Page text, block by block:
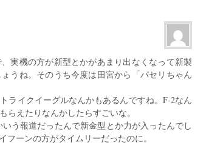
実機の方が新型とかがあまり出なくなって新製
うね。そのうち今度は田宮から「パセリちゃん
ライクイーグルなんかもあるんですね。F-2なん
らえたりなんかしたらすごいな。
う報道だったんで新金型とか力が入ったんでし
フーンの方がタイムリーだったのに。